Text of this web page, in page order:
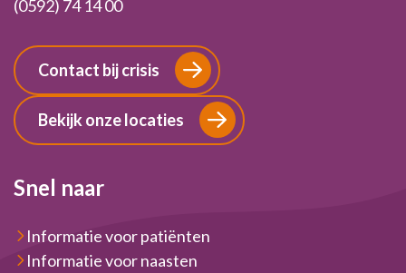
(0592) 74 14 00
Contact bij crisis
Bekijk onze locaties
Snel naar
Informatie voor patiënten
Informatie voor naasten